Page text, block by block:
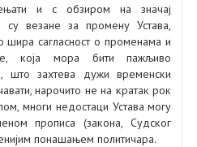
и с обзиром на значај
везане за промену Устава,
шира сагласност о променама и
која мора бити пажљиво
што захтева дужи временски
нарочито не на кратак рок
многи недостаци Устава могу
прописа (закона, Судског
понашањем политичара.